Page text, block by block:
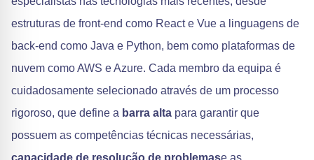
estruturas de front-end como React e Vue a linguagens de
back-end como Java e Python, bem como plataformas de
nuvem como AWS e Azure. Cada membro da equipa é
cuidadosamente selecionado através de um processo
rigoroso, que define a barra alta para garantir que
possuem as competências técnicas necessárias,
capacidade de resolução de problemase as